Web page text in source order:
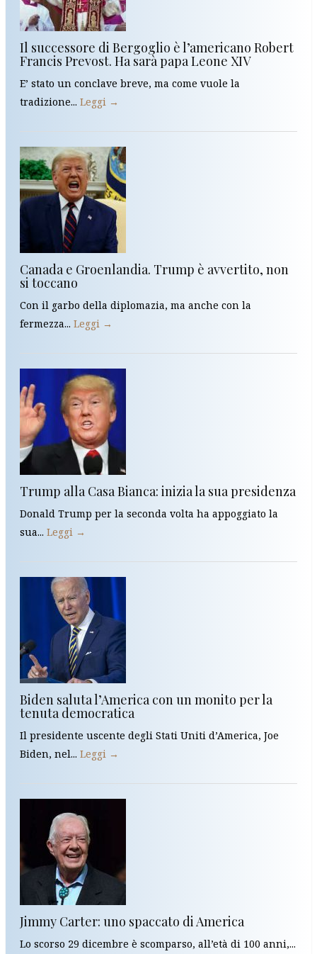
Il successore di Bergoglio è l’americano Robert
Francis Prevost. Ha sarà papa Leone XIV
E’ stato un conclave breve, ma come vuole la
tradizione... Leggi →
Canada e Groenlandia. Trump è avvertito, non
si toccano
Con il garbo della diplomazia, ma anche con la
fermezza... Leggi →
Trump alla Casa Bianca: inizia la sua presidenza
Donald Trump per la seconda volta ha appoggiato la
sua... Leggi →
Biden saluta l’America con un monito per la
tenuta democratica
Il presidente uscente degli Stati Uniti d’America, Joe
Biden, nel... Leggi →
Jimmy Carter: uno spaccato di America
Lo scorso 29 dicembre è scomparso, all’età di 100 anni,...